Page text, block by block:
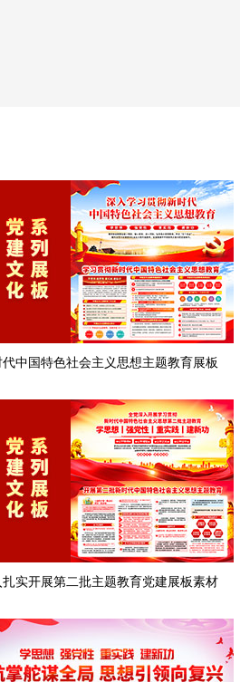
代中国特色社会主义思想主题教育展板
扎实开展第二批主题教育党建展板素材